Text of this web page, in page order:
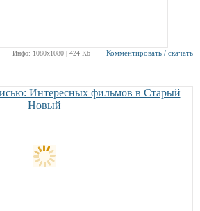
Инфо: 1080х1080 | 424 Kb Комментировать / скачать